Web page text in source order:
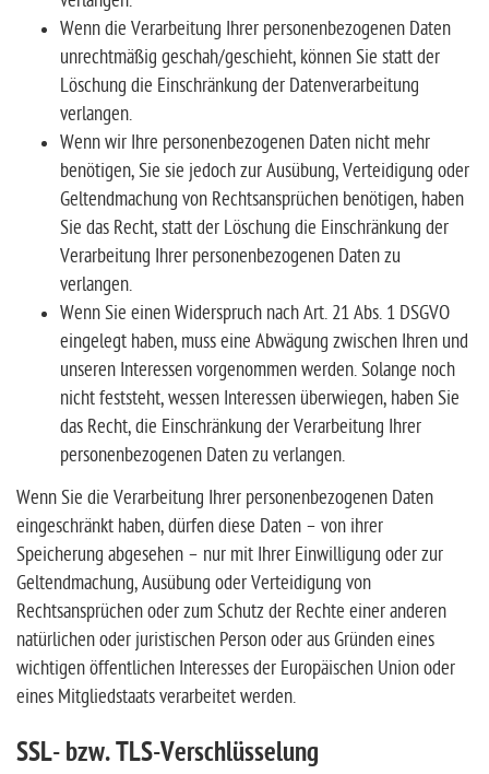
Wenn die Verarbeitung Ihrer personenbezogenen Daten
unrechtmäßig geschah/geschieht, können Sie statt der
Löschung die Einschränkung der Datenverarbeitung
verlangen.
Wenn wir Ihre personenbezogenen Daten nicht mehr
benötigen, Sie sie jedoch zur Ausübung, Verteidigung oder
Geltendmachung von Rechtsansprüchen benötigen, haben
Sie das Recht, statt der Löschung die Einschränkung der
Verarbeitung Ihrer personenbezogenen Daten zu
verlangen.
Wenn Sie einen Widerspruch nach Art. 21 Abs. 1 DSGVO
eingelegt haben, muss eine Abwägung zwischen Ihren und
unseren Interessen vorgenommen werden. Solange noch
nicht feststeht, wessen Interessen überwiegen, haben Sie
das Recht, die Einschränkung der Verarbeitung Ihrer
personenbezogenen Daten zu verlangen.
Wenn Sie die Verarbeitung Ihrer personenbezogenen Daten
eingeschränkt haben, dürfen diese Daten – von ihrer
Speicherung abgesehen – nur mit Ihrer Einwilligung oder zur
Geltendmachung, Ausübung oder Verteidigung von
Rechtsansprüchen oder zum Schutz der Rechte einer anderen
natürlichen oder juristischen Person oder aus Gründen eines
wichtigen öffentlichen Interesses der Europäischen Union oder
eines Mitgliedstaats verarbeitet werden.
SSL- bzw. TLS-Verschlüsselung